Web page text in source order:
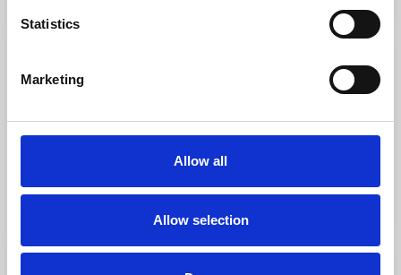
Statistics
Marketing
Allow all
Allow selection
VAI AL PROFILO
V
Graphic design
COMPETENZE